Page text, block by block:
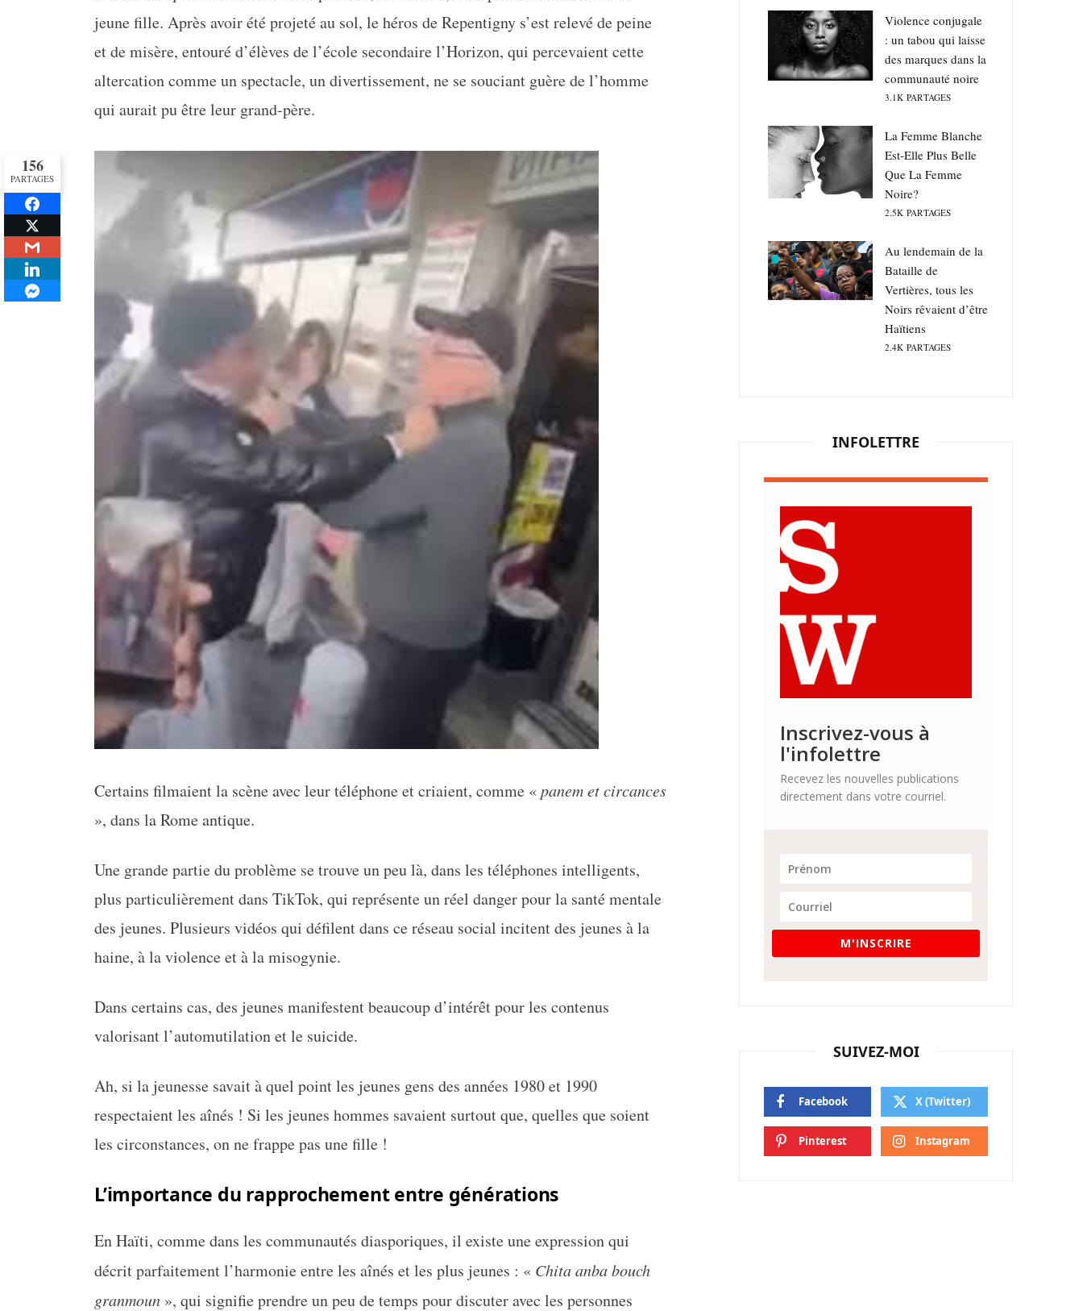
jeune fille. Après avoir été projeté au sol, le héros de Repentigny s’est relevé de peine
et de misère, entouré d’élèves de l’école secondaire l’Horizon, qui percevaient cette
altercation comme un spectacle, un divertissement, ne se souciant guère de l’homme
qui aurait pu être leur grand-père.
Certains filmaient la scène avec leur téléphone et criaient, comme «panem et circances
», dans la Rome antique.
Une grande partie du problème se trouve un peu là, dans les téléphones intelligents,
plus particulièrement dans TikTok, qui représente un réel danger pour la santé mentale
des jeunes. Plusieurs vidéos qui défilent dans ce réseau social incitent des jeunes à la
haine, à la violence et à la misogynie.
Dans certains cas, des jeunes manifestent beaucoup d’intérêt pour les contenus
valorisant l’automutilation et le suicide.
Ah, si la jeunesse savait à quel point les jeunes gens des années 1980 et 1990
respectaient les aînés ! Si les jeunes hommes savaient surtout que, quelles que soient
les circonstances, on ne frappe pas une fille !
L’importance du rapprochement entre générations
En Haïti, comme dans les communautés diasporiques, il existe une expression qui
décrit parfaitement l’harmonie entre les aînés et les plus jeunes : « Chita anba bouch
granmoun », qui signifie prendre un peu de temps pour discuter avec les personnes
Violence conjugale
: un tabou qui laisse
des marques dans la
communauté noire
3.1K PARTAGES
La Femme Blanche
Est-Elle Plus Belle
Que La Femme
Noire?
2.5K PARTAGES
Au lendemain de la
Bataille de
Vertières, tous les
Noirs rêvaient d’être
Haïtiens
2.4K PARTAGES
INFOLETTRE
Inscrivez-vous à
l'infolettre
Recevez les nouvelles publications
directement dans votre courriel.
M'INSCRIRE
SUIVEZ-MOI
Facebook X (Twitter)
Pinterest Instagram
156
PARTAGES